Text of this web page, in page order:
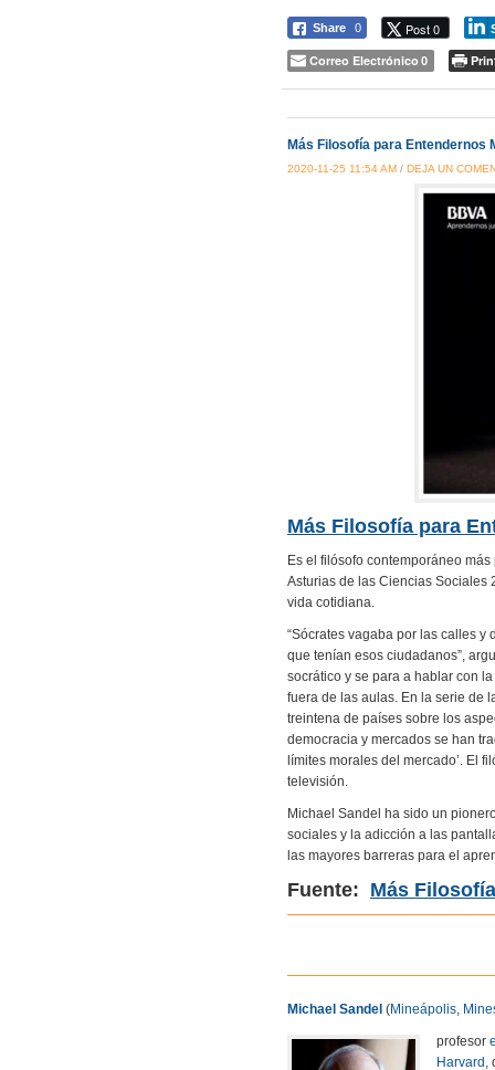
Share 0 Post 0
Correo Electrónico 0
Más Filosofía para Entendernos
2020-11-25 11:54 AM / DEJA UN
Más Filosofía para
Es el filósofo contemporáneo
Asturias de las Ciencias Sociales
vida cotidiana.
“Sócrates vagaba por las calles
que tenían esos ciudadanos”,
socrático y se para a hablar con
fuera de las aulas. En la serie de
treintena de países sobre los
democracia y mercados se han
límites morales del mercado’. El
televisión.
Michael Sandel ha sido un
sociales y la adicción a las
las mayores barreras para el
Fuente: Más
Michael Sandel (Mineápolis,
profesor
Harvard ,